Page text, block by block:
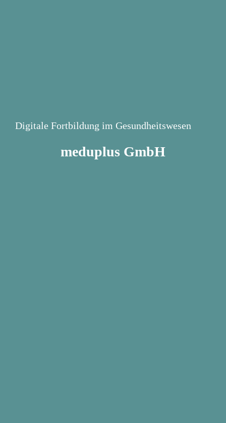
Digitale Fortbildung im Gesundheitswesen
meduplus GmbH